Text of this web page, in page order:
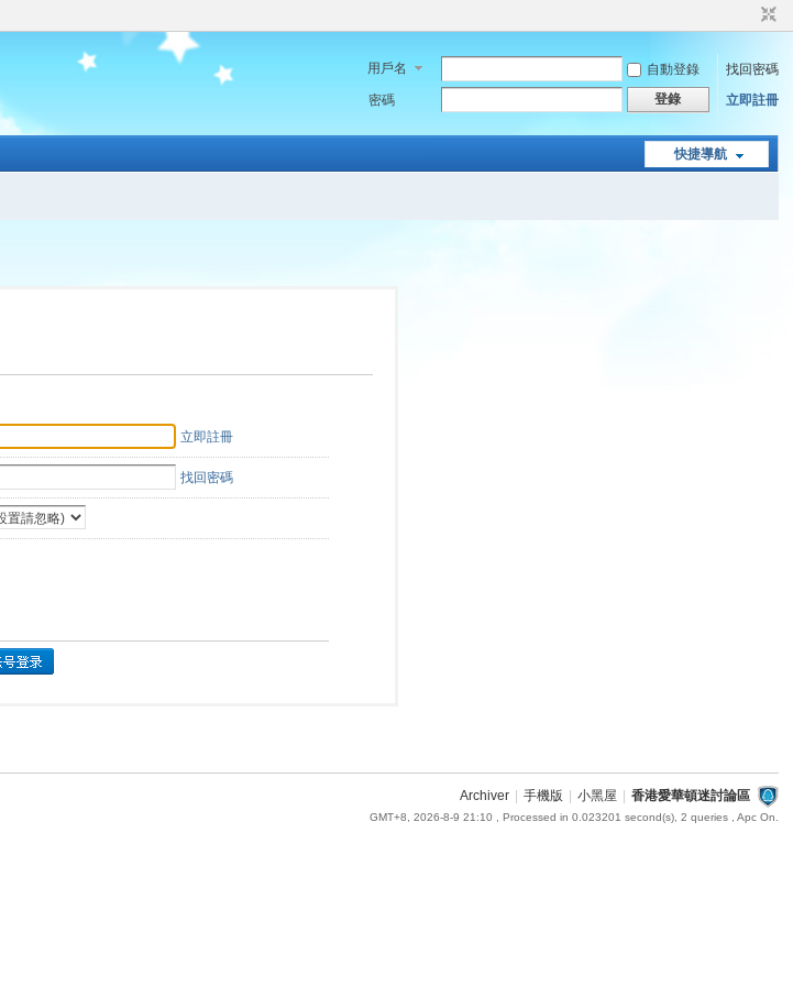
用戶名 自動登錄
找回密碼
密碼
登錄 立即註冊
快捷導航
立即註冊
找回密碼
Archiver 手機版 小黑屋 香港愛華頓迷討論區
GMT+8, 2026-8-9 21:10 , Processed in 0.023201 second(s), 2 queries , Apc On.